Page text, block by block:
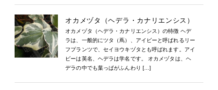
オカメヅタ（ヘデラ・カナリエンシス）
オカメヅタ（ヘデラ・カナリエンシス）の特徴 ヘデ
ラは、一般的にツタ（蔦）、アイビーと呼ばれるリー
フプランツで、セイヨウキヅタとも呼ばれます。アイ
ビーは英名、ヘデラは学名です。 オカメヅタは、ヘ
デラの中でも葉っぱがふんわり […]